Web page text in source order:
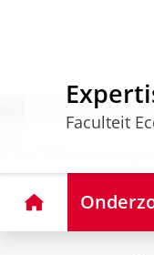
Faculteit
Home